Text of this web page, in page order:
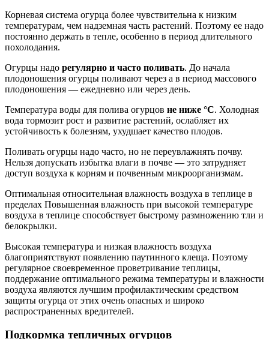
Корневая система огурца более чувствительна к низким
температурам, чем надземная часть растений. Поэтому ее надо
постоянно держать в тепле, особенно в период длительного
похолодания.
Огурцы надо регулярно и часто поливать. До начала
плодоношения огурцы поливают через а в период массового
плодоношения — ежедневно или через день.
Температура воды для полива огурцов не ниже °C. Холодная
вода тормозит рост и развитие растений, ослабляет их
устойчивость к болезням, ухудшает качество плодов.
Поливать огурцы надо часто, но не переувлажнять почву.
Нельзя допускать избытка влаги в почве — это затрудняет
доступ воздуха к корням и почвенным микроорганизмам.
Оптимальная относительная влажность воздуха в теплице в
пределах Повышенная влажность при высокой температуре
воздуха в теплице способствует быстрому размножению тли и
белокрылки.
Высокая температура и низкая влажность воздуха
благоприятствуют появлению паутинного клеща. Поэтому
регулярное своевременное проветривание теплицы,
поддержание оптимального режима температуры и влажности
воздуха являются лучшим профилактическим средством
защиты огурца от этих очень опасных и широко
распространенных вредителей.
Подкормка тепличных огурцов